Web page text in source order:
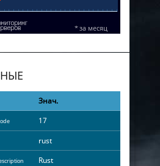
Знач.
17
rust
Rust